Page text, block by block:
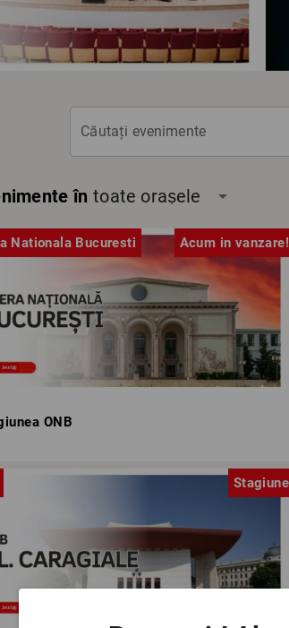
Căutați evenimente
în toate orașele arrow_drop_down
Nationala Bucuresti Acum in vanzare!
ONB
Stagiune